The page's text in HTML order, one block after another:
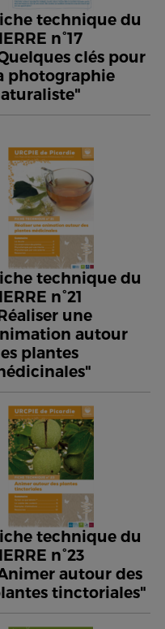
technique du
n°17
clés pour
photographie
technique du
n°21
une
autour
plantes
technique du
n°23
autour des
tinctoriales"